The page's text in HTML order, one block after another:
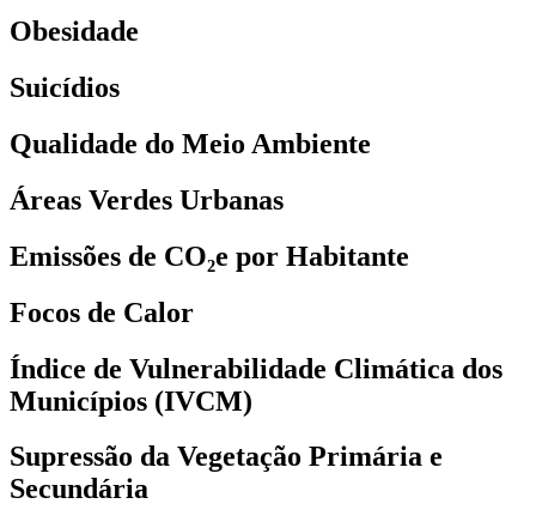
Obesidade
Suicídios
Qualidade do Meio Ambiente
Áreas Verdes Urbanas
Emissões de CO₂e por Habitante
Focos de Calor
Índice de Vulnerabilidade Climática dos
Municípios (IVCM)
Supressão da Vegetação Primária e
Secundária